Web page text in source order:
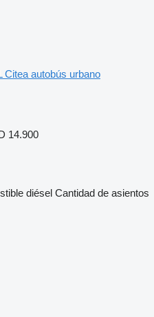
Citea autobús urbano
14.900
diésel Cantidad de asientos